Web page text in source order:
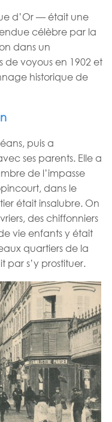
d’Or — était une
célèbre par la
dans un
voyous en 1902 et
historique de
puis a
ses parents. Elle a
de l’impasse
dans le
était insalubre. On
des chiffonniers
vie enfants y était
quartiers de la
par s’y prostituer.